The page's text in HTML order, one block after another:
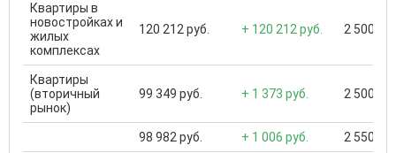
Квартиры в
новостройках и
жилых
комплексах
120 212 руб. + 120 212 руб. 2 500
Квартиры
(вторичный
рынок)
99 349 руб. + 1 373 руб. 2 500
98 982 руб. + 1 006 руб. 2 550